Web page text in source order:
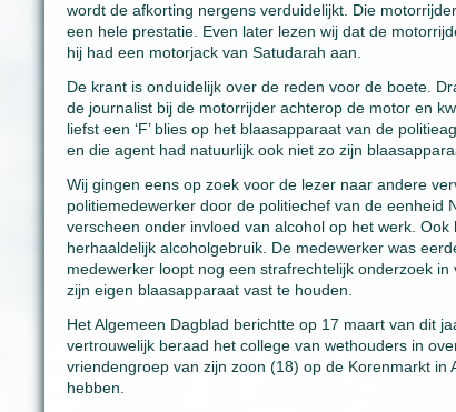
wordt de afkorting nergens verduidelijkt. Die
een hele prestatie. Even later lezen wij dat de
hij had een motorjack van Satudarah aan.
De krant is onduidelijk over de reden voor de boete.
de journalist bij de motorrijder achterop de motor en
liefst een ‘F’ blies op het blaasapparaat van de
en die agent had natuurlijk ook niet zo zijn
Wij gingen eens op zoek voor de lezer naar andere
politiemedewerker door de politiechef van de eenheid
verscheen onder invloed van alcohol op het werk.
herhaaldelijk alcoholgebruik. De medewerker was
medewerker loopt nog een strafrechtelijk onderzoek
zijn eigen blaasapparaat vast te houden.
Het Algemeen Dagblad berichtte op 17 maart van dit
vertrouwelijk beraad het college van wethouders in
vriendengroep van zijn zoon (18) op de Korenmarkt in
hebben.